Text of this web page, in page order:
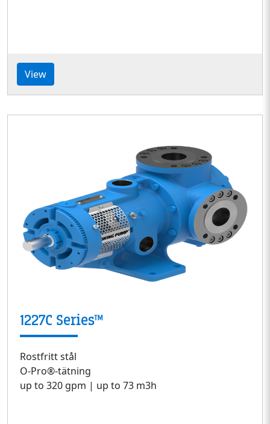
View
1227C Series™
Rostfritt stål
O-Pro®-tätning
up to 320 gpm | up to 73 m3h